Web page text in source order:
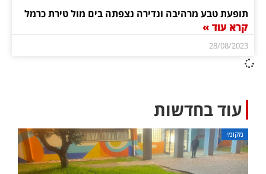
תופעת טבע מרהיבה ונדירה נצפתה בים מול טירת כרמל
קרא עוד »
28/08/2023
עוד בחדשות
מקומי